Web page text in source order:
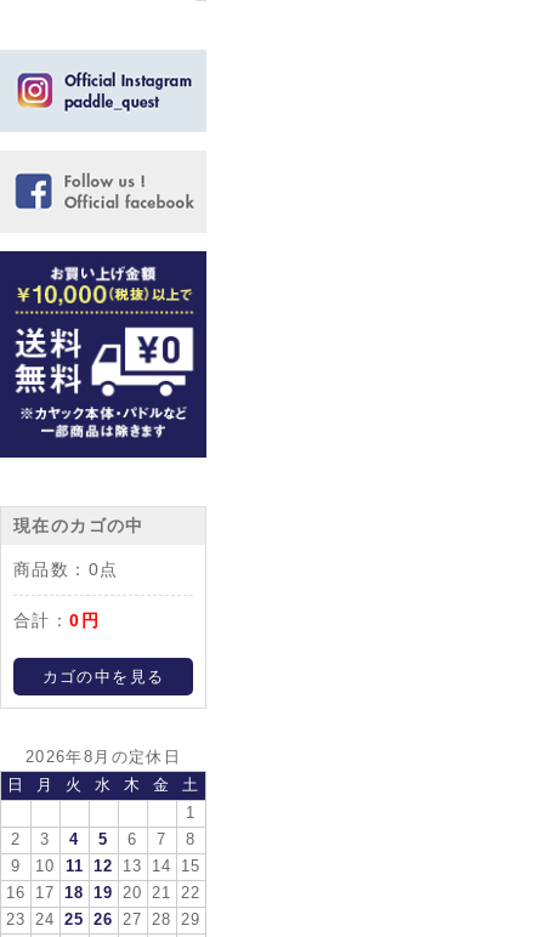
現在のカゴの中
商品数： 0点
合計：0円
カゴの中を見る
2026年8月の定休日
日
月 火 水 木 金
土
1
2
3 4 5 6 7
8
9
10 11 12 13 14
15
16
17 18 19 20 21
22
23
24 25 26 27 28
29